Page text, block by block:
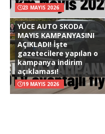
23 MAYIS 2026
YÜCE AUTO SKODA
MAYIS KAMPANYASINI
AÇIKLADI! İşte
gazetecilere yapılan o
kampanya indirim
açıklaması!
19 MAYIS 2026